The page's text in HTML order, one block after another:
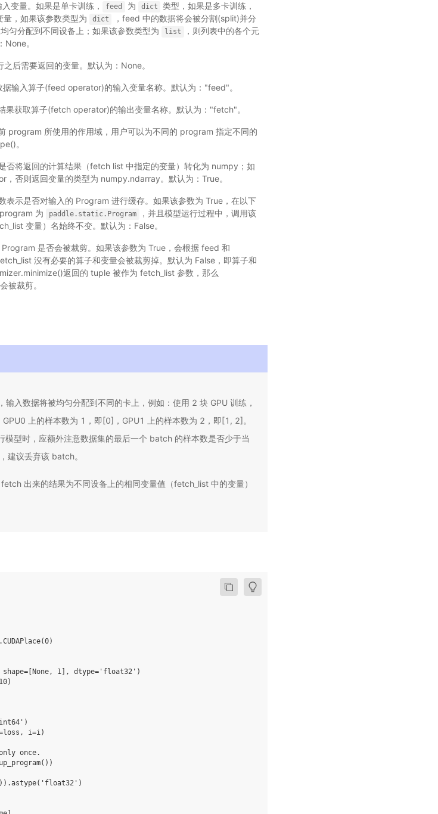
变量。如果是单卡训练， feed 为 dict
类型，如果是多卡训练，
量，如果该参数类型为 dict
，feed 中的数据将会被分割(split)并分
匀分配到不同设备上；如果该参数类型为
list
，则列表中的各个元
。
后需要返回的变量。默认为：None。
输入算子(feed operator)的输入变量名称。默认为："feed"。
果获取算子(fetch operator)的输出变量名称。默认为："fetch"。
program 所使用的作用域，用户可以为不同的 program 指定不同的
。
否将返回的计算结果（fetch list 中指定的变量）转化为 numpy；如
，否则返回变量的类型为 numpy.ndarray。默认为：True。
表示是否对输入的 Program 进行缓存。如果该参数为 True，在以下
为
paddle.static.Program
，并且模型运行过程中，调用该
变量）名始终不变。默认为：False。
是否会被裁剪。如果该参数为 True，会根据 feed 和
没有必要的算子和变量会被裁剪掉。默认为 False，即算子和
返回的 tuple 被作为 fetch_list 参数，那么
被裁剪。
入数据将被均匀分配到不同的卡上，例如：使用 2 块 GPU 训练，
上的样本数为 1，即[0]，GPU1 上的样本数为 2，即[1, 2]。
模型时，应额外注意数据集的最后一个 batch 的样本数是否少于当
建议丢弃该 batch。
出来的结果为不同设备上的相同变量值（fetch_list 中的变量）
1], dtype='float32')
i=i)
once.
1)).astype('float32')